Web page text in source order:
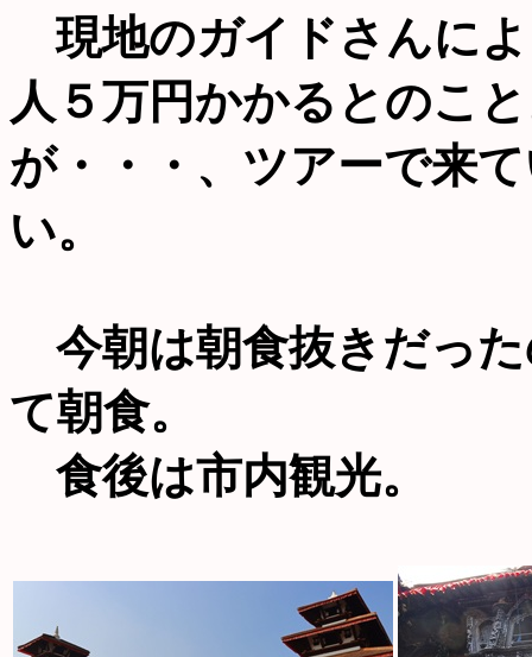
現地のガイドさんに
人５万円かかるとのこ
が・・・、ツアーで来
い。
今朝は朝食抜きだっ
て朝食。
食後は市内観光。